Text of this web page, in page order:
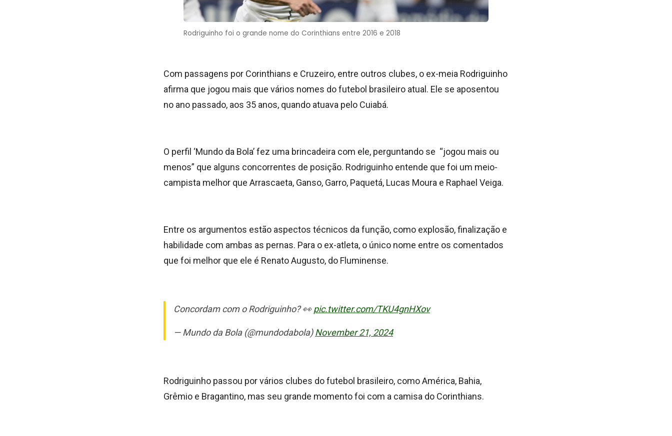
Rodriguinho foi o grande nome do Corinthians entre 2016 e 2018
Com passagens por Corinthians e Cruzeiro, entre outros clubes, o ex-meia Rodriguinho
afirma que jogou mais que vários nomes do futebol brasileiro atual. Ele se aposentou
no ano passado, aos 35 anos, quando atuava pelo Cuiabá.
O perfil ‘Mundo da Bola’ fez uma brincadeira com ele, perguntando se “jogou mais ou
menos” que alguns concorrentes de posição. Rodriguinho entende que foi um meio-
campista melhor que Arrascaeta, Ganso, Garro, Paquetá, Lucas Moura e Raphael Veiga.
Entre os argumentos estão aspectos técnicos da função, como explosão, finalização e
habilidade com ambas as pernas. Para o ex-atleta, o único nome entre os comentados
que foi melhor que ele é Renato Augusto, do Fluminense.
Concordam com o Rodriguinho? 👀pic.twitter.com/TKU4gnHXov
— Mundo da Bola (@mundodabola)November 21, 2024
Rodriguinho passou por vários clubes do futebol brasileiro, como América, Bahia,
Grêmio e Bragantino, mas seu grande momento foi com a camisa do Corinthians.